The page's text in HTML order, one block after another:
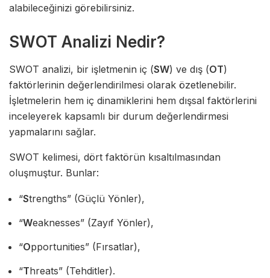
alabileceğinizi görebilirsiniz.
SWOT Analizi Nedir?
SWOT analizi, bir işletmenin iç (SW) ve dış (OT)
faktörlerinin değerlendirilmesi olarak özetlenebilir.
İşletmelerin hem iç dinamiklerini hem dışsal faktörlerini
inceleyerek kapsamlı bir durum değerlendirmesi
yapmalarını sağlar.
SWOT kelimesi, dört faktörün kısaltılmasından
oluşmuştur. Bunlar:
“Strengths” (Güçlü Yönler),
“Weaknesses” (Zayıf Yönler),
“Opportunities” (Fırsatlar),
“Threats” (Tehditler).